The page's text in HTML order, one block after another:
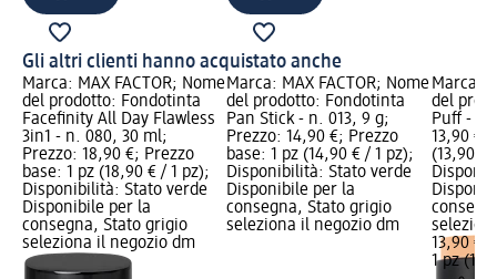
Gli altri clienti hanno acquistato anche
Marca: MAX FACTOR; Nome
del prodotto: Fondotinta
Facefinity All Day Flawless
3in1 - n. 080, 30 ml;
Prezzo: 18,90 €; Prezzo
base: 1 pz (18,90 € / 1 pz);
Disponibilità: Stato verde
Disponibile per la
consegna, Stato grigio
seleziona il negozio dm
Marca: MAX FACTOR; Nome
del prodotto: Fondotinta
Pan Stick - n. 013, 9 g;
Prezzo: 14,90 €; Prezzo
base: 1 pz (14,90 € / 1 pz);
Disponibilità: Stato verde
Disponibile per la
consegna, Stato grigio
seleziona il negozio dm
Marca:
del
Puff - n.
13,90 €;
(13,90 €
13,90 €
1 pz